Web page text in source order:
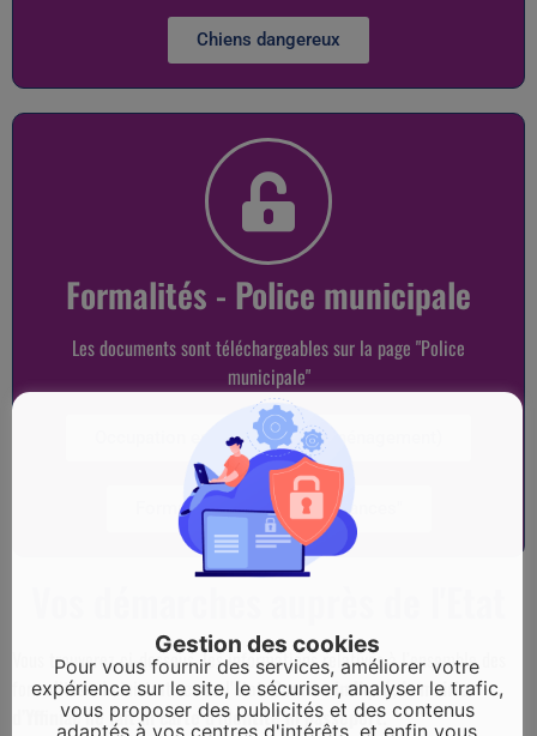
Chiens dangereux
Formalités - Police municipale
Les documents sont téléchargeables sur la page "Police
municipale"
Occupation espace public (déménagement)
Formulaire "Tranquilité vacances"
Vous trouverez ci-dessous, les informations relatives à l’ensemble des
formalités administratives de l’Etat.Comme indiqué, la mairie
d’Yffiniac ne fait ni carte d’identité ni passeport.
Gestion des cookies
Pour vous fournir des services, améliorer votre
expérience sur le site, le sécuriser, analyser le trafic,
vous proposer des publicités et des contenus
adaptés à vos centres d'intérêts, et enfin vous